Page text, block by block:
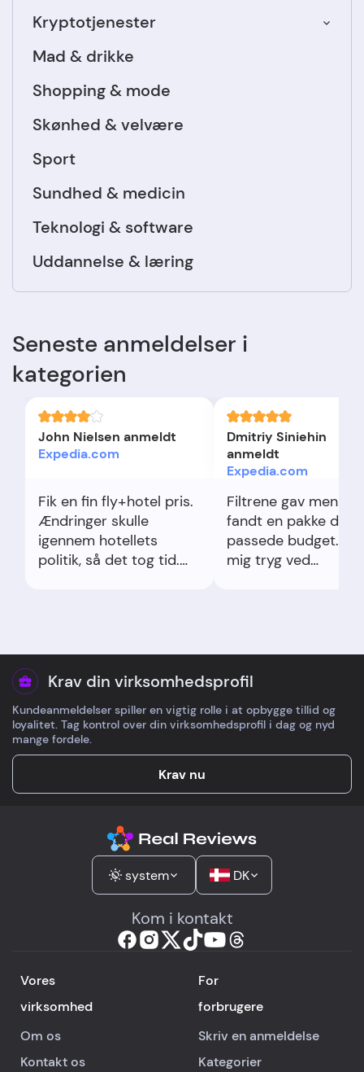
Kryptotjenester
Mad & drikke
Shopping & mode
Skønhed & velvære
Sport
Sundhed & medicin
Teknologi & software
Uddannelse & læring
Seneste anmeldelser i
kategorien
John Nielsen anmeldt
Expedia.com
Fik en fin fly+hotel pris.
Ændringer skulle
igennem hotellets
politik, så det tog tid.
Dmitriy Siniehin
anmeldt
Expedia.com
Filtrene gav mening,
fandt en pakke der
passede budget.
mig tryg ved
Krav din virksomhedsprofil
Kundeanmeldelser spiller en vigtig rolle i at opbygge tillid og
loyalitet. Tag kontrol over din virksomhedsprofil i dag og nyd
mange fordele.
Krav nu
system DK
Kom i kontakt
Vores
virksomhed
Om os
Kontakt os
For
forbrugere
Skriv en anmeldelse
Kategorier